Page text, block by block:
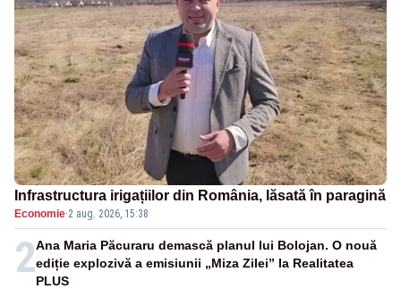
Infrastructura irigațiilor din România, lăsată în paragină
Economie·2 aug. 2026, 15:38
2Ana Maria Păcuraru demască planul lui Bolojan. O nouă
ediție explozivă a emisiunii „Miza Zilei” la Realitatea
PLUS